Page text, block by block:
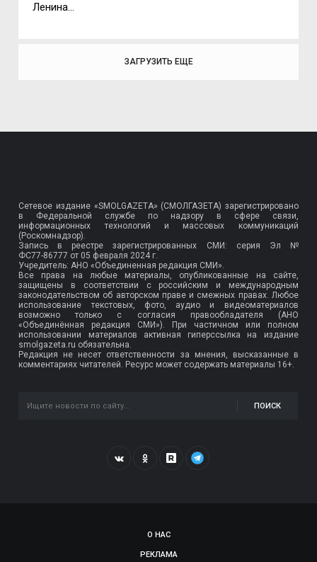
Ленина…
ЗАГРУЗИТЬ ЕЩЕ
Сетевое издание «SMOLGAZETA» (СМОЛГАЗЕТА) зарегистрировано
в Федеральной службе по надзору в сфере связи,
информационных технологий и массовых коммуникаций
(Роскомнадзор).
Запись в реестре зарегистрированных СМИ: серия Эл №
ФС77-86777 от 05 февраля 2024 г.
Учредитель: АНО «Объединенная редакция СМИ».
Все права на любые материалы, опубликованные на сайте,
защищены в соответствии с российским и международным
законодательством об авторском праве и смежных правах. Любое
использование текстовых, фото, аудио и видеоматериалов
возможно только с согласия правообладателя (АНО
«Объединённая редакция СМИ»). При частичном или полном
использовании материалов активная гиперссылка на издание
smolgazeta.ru обязательна.
Редакция не несет ответственности за мнения, высказанные в
комментариях читателей. Ресурс может содержать материалы 16+.
ПОИСК
О НАС
РЕКЛАМА